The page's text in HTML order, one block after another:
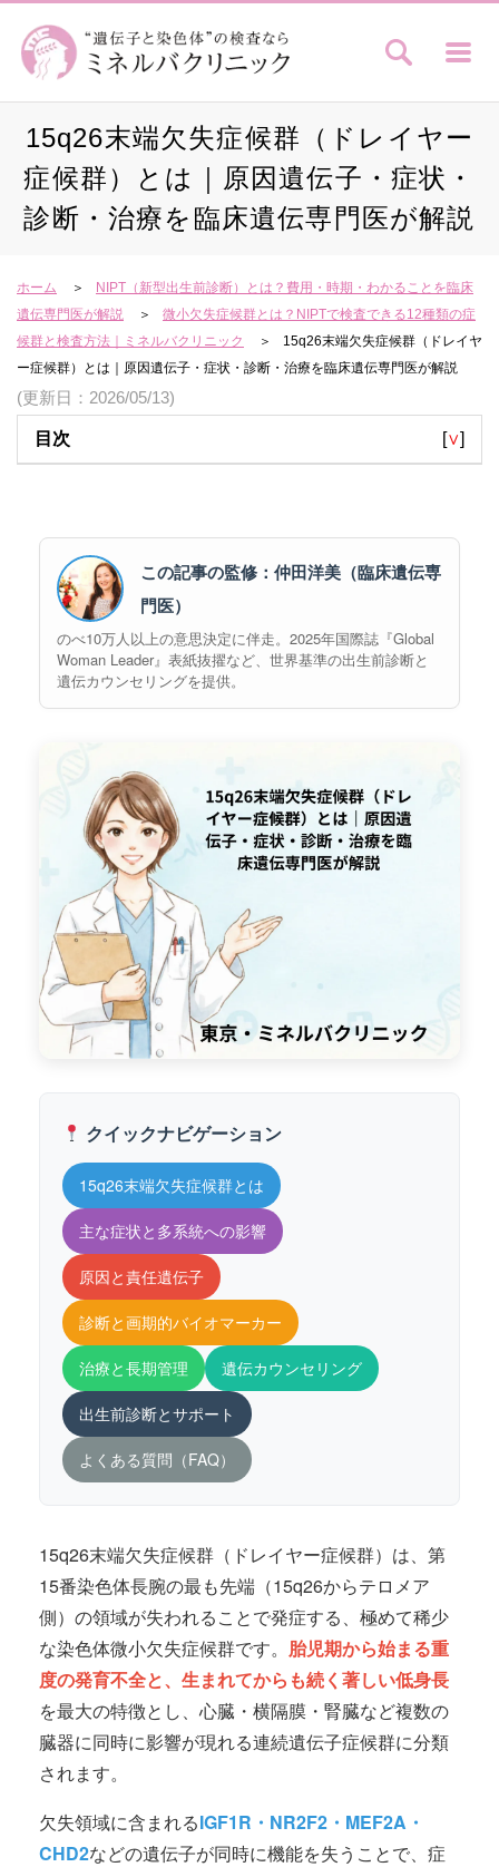
15q26末端欠失症候群（ドレイヤー
症候群）とは｜原因遺伝子・症状・
診断・治療を臨床遺伝専門医が解説
ホーム
NIPT（新型出生前診断）とは？費用・時期・わかることを臨床
遺伝専門医が解説
微小欠失症候群とは？NIPTで検査できる12種類の症
候群と検査方法｜ミネルバクリニック
15q26末端欠失症候群（ドレイヤ
ー症候群）とは｜原因遺伝子・症状・診断・治療を臨床遺伝専門医が解説
(更新日：2026/05/13)
目次 [∨]
この記事の監修：仲田洋美（臨床遺伝専
門医）
のべ10万人以上の意思決定に伴走。2025年国際誌『Global
Woman Leader』表紙抜擢など、世界基準の出生前診断と
遺伝カウンセリングを提供。
クイックナビゲーション
15q26末端欠失症候群とは
主な症状と多系統への影響
原因と責任遺伝子
診断と画期的バイオマーカー
治療と長期管理 遺伝カウンセリング
出生前診断とサポート
よくある質問（FAQ）
15q26末端欠失症候群（ドレイヤー症候群）は、第
15番染色体長腕の最も先端（15q26からテロメア
側）の領域が失われることで発症する、極めて稀少
な染色体微小欠失症候群です。 胎児期から始まる重
度の発育不全と、生まれてからも続く著しい低身長
を最大の特徴とし、心臓・横隔膜・腎臓など複数の
臓器に同時に影響が現れる連続遺伝子症候群に分類
されます。
欠失領域に含まれるIGF1R・NR2F2・MEF2A・
CHD2などの遺伝子が同時に機能を失うことで、症